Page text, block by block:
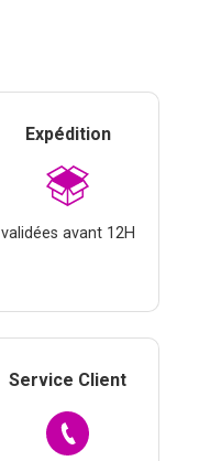
Expédition
validées avant 12H
Service Client